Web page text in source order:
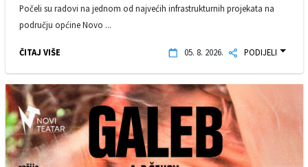
Počeli su radovi na jednom od najvećih infrastrukturnih projekata na
području općine Novo ...
ČITAJ VIŠE 05. 8. 2026. PODIJELI